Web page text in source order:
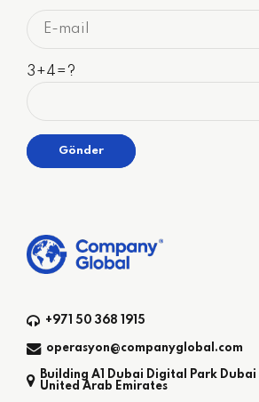
3+4=?
+971 50 368 1915
operasyon@companyglobal.com
Building A1 Dubai Digital Park Dubai
United Arab Emirates